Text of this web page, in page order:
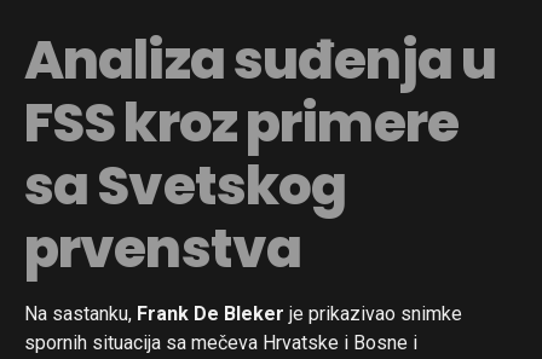
Analiza suđenja u
FSS kroz primere
sa Svetskog
prvenstva
Na sastanku, Frank De Bleker je prikazivao snimke
spornih situacija sa mečeva Hrvatske i Bosne i